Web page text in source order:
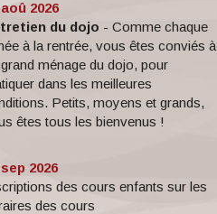
2026
du dojo - Comme chaque
à la rentrée, vous êtes conviés à
ménage du dojo, pour
dans les meilleures
Petits, moyens et grands,
êtes tous les bienvenus !
2026
des cours enfants sur les
des cours